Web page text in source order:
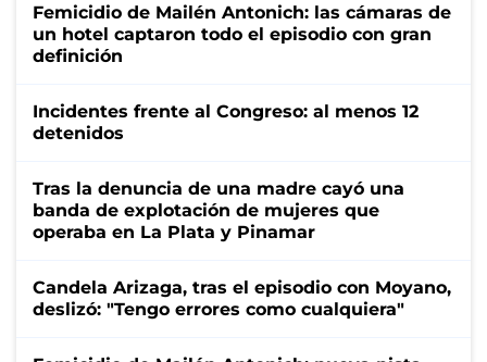
Femicidio de Mailén Antonich: las cámaras de
un hotel captaron todo el episodio con gran
definición
Incidentes frente al Congreso: al menos 12
detenidos
Tras la denuncia de una madre cayó una
banda de explotación de mujeres que
operaba en La Plata y Pinamar
Candela Arizaga, tras el episodio con Moyano,
deslizó: "Tengo errores como cualquiera"